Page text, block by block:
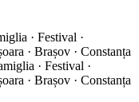
· Festival ·
· Brașov · Constanța
· Festival ·
· Brașov · Constanța